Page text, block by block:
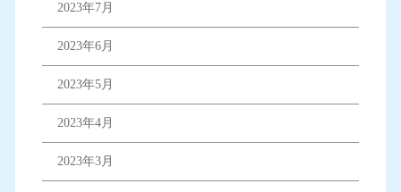
2023年7月
2023年6月
2023年5月
2023年4月
2023年3月